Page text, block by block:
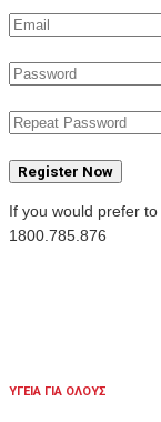
Register Now
If you would prefer
1800.785.876
ΥΓΕΙΑ ΓΙΑ ΟΛΟΥΣ